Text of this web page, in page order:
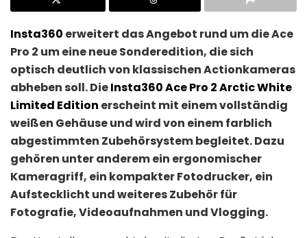
Insta360 erweitert das Angebot rund um die Ace
Pro 2 um eine neue Sonderedition, die sich
optisch deutlich von klassischen Actionkameras
abheben soll. DieInsta360 Ace Pro 2 Arctic White
Limited Edition erscheint mit einem vollständig
weißen Gehäuse und wird von einem farblich
abgestimmten Zubehörsystem begleitet. Dazu
gehören unter anderem ein ergonomischer
Kameragriff, ein kompakter Fotodrucker, ein
Aufstecklicht und weiteres Zubehör für
Fotografie, Videoaufnahmen und Vlogging.